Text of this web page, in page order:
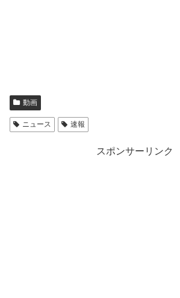
動画
ニュース 速報
スポンサーリンク